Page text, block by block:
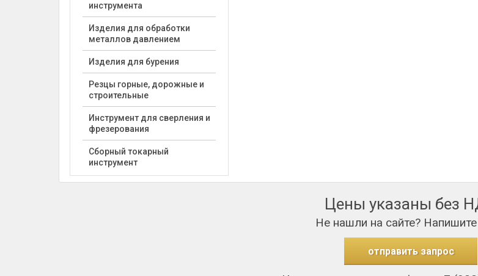
инструмента
Изделия для обработки
металлов давлением
Изделия для бурения
Резцы горные, дорожные и
строительные
Инструмент для сверления и
фрезерования
Сборный токарный
инструмент
Цены указаны без
Не нашли на сайте?
отправить запрос